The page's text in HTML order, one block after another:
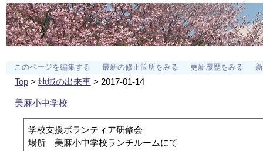
このページを編集する 最新の修正箇所をみる 更新履歴をみる
Top> 地域の出来事> 2017-01-14
美麻小中学校
学校支援ボランティア研修会
場所　美麻小中学校ランチルームにて